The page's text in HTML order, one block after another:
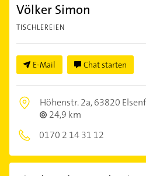
Völker Simon
TISCHLEREIEN
E-Mail Chat starten
Höhenstr. 2a,63820
24,9 km
0170 2 14 31 12